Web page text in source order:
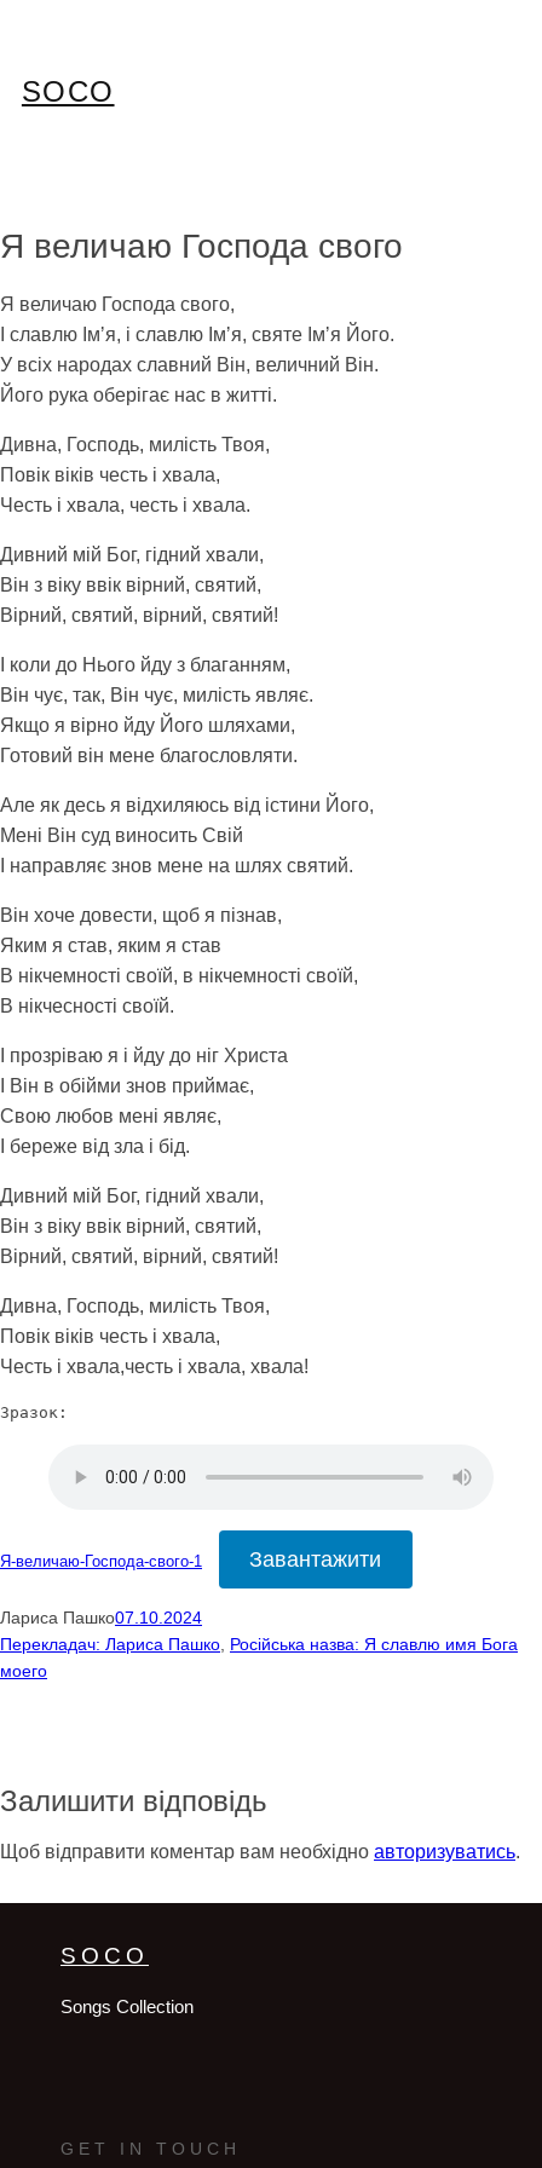
SOCO
Я величаю Господа свого
Я величаю Господа свого,
І славлю Імʼя, і славлю Імʼя, святе Імʼя Його.
У всіх народах славний Він, величний Він.
Його рука оберігає нас в житті.
Дивна, Господь, милість Твоя,
Повік віків честь і хвала,
Честь і хвала, честь і хвала.
Дивний мій Бог, гідний хвали,
Він з віку ввік вірний, святий,
Вірний, святий, вірний, святий!
І коли до Нього йду з благанням,
Він чує, так, Він чує, милість являє.
Якщо я вірно йду Його шляхами,
Готовий він мене благословляти.
Але як десь я відхиляюсь від істини Його,
Мені Він суд виносить Свій
І направляє знов мене на шлях святий.
Він хоче довести, щоб я пізнав,
Яким я став, яким я став
В нікчемності своїй, в нікчемності своїй,
В нікчесності своїй.
І прозріваю я і йду до ніг Христа
І Він в обійми знов приймає,
Свою любов мені являє,
І береже від зла і бід.
Дивний мій Бог, гідний хвали,
Він з віку ввік вірний, святий,
Вірний, святий, вірний, святий!
Дивна, Господь, милість Твоя,
Повік віків честь і хвала,
Честь і хвала,честь і хвала, хвала!
Зразок:
Я-величаю-Господа-свого-1 Завантажити
Лариса Пашко07.10.2024
Перекладач: Лариса Пашко, Російська назва: Я славлю имя Бога
моего
Залишити відповідь
Щоб відправити коментар вам необхідно авторизуватись.
SOCO
Songs Collection
GET IN TOUCH